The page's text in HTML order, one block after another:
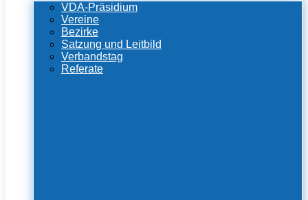
VDA-Präsidium
Vereine
Bezirke
Satzung und Leitbild
Verbandstag
Referate